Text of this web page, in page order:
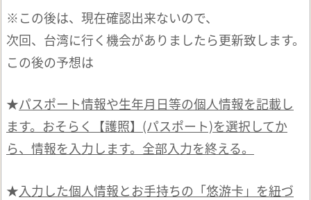
※この後は、現在確認出来ないので、
次回、台湾に行く機会がありましたら更新致します。
この後の予想は
★パスポート情報や生年月日等の個人情報を記載し
ます。おそらく【護照】(パスポート)を選択してか
ら、情報を入力します。全部入力を終える。
★入力した個人情報とお手持ちの「悠游卡」を紐づ